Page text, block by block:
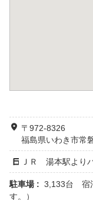
〒972-8326
福島県いわき市常
ＪＲ 湯本駅より
駐車場 : 3,133台 宿
す。）